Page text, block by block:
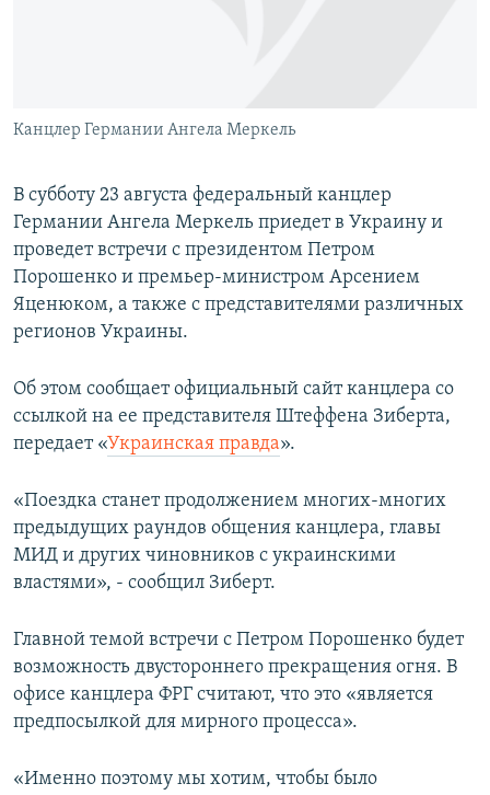
УКРАИНСКАЯ ПРОБЛЕМА КРЫМА
Канцлер Германии Ангела Меркель
В субботу 23 августа федеральный канцлер
Германии Ангела Меркель приедет в Украину и
проведет встречи с президентом Петром
Порошенко и премьер-министром Арсением
Яценюком, а также с представителями различных
регионов Украины.
Об этом сообщает официальный сайт канцлера со
ссылкой на ее представителя Штеффена Зиберта,
передает «Украинская правда».
«Поездка станет продолжением многих-многих
предыдущих раундов общения канцлера, главы
МИД и других чиновников с украинскими
властями», - сообщил Зиберт.
Главной темой встречи с Петром Порошенко будет
возможность двустороннего прекращения огня. В
офисе канцлера ФРГ считают, что это «является
предпосылкой для мирного процесса».
«Именно поэтому мы хотим, чтобы было